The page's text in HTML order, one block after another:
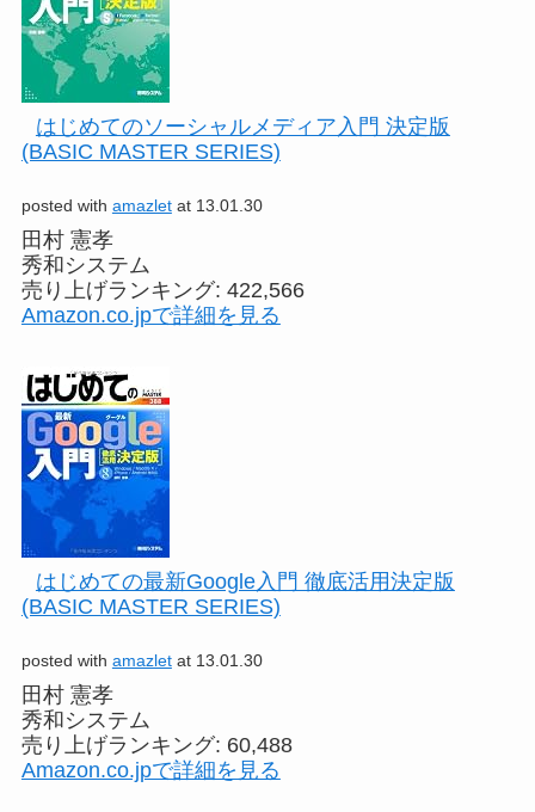
はじめてのソーシャルメディア入門 決定版
(BASIC MASTER SERIES)
posted with amazletat 13.01.30
田村 憲孝
秀和システム
売り上げランキング: 422,566
Amazon.co.jpで詳細を見る
はじめての最新Google入門 徹底活用決定版
(BASIC MASTER SERIES)
posted with amazletat 13.01.30
田村 憲孝
秀和システム
売り上げランキング: 60,488
Amazon.co.jpで詳細を見る